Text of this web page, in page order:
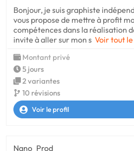
Bonjour, je suis graphiste
vous propose de mettre à profit
compétences dans la réalisation
invite à aller sur mon s Voir tout
Montant privé
5 jours
2 variantes
10 révisions
Voir le profil
Nano_Prod